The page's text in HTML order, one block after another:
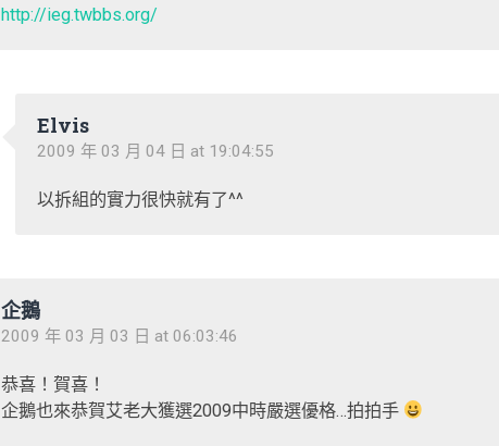
http://ieg.twbbs.org/
Elvis
2009 年 03 月 04 日 at 19:04:55
以拆組的實力很快就有了^^
企鵝
2009 年 03 月 03 日 at 06:03:46
恭喜！賀喜！
企鵝也來恭賀艾老大獲選2009中時嚴選優格…拍拍手